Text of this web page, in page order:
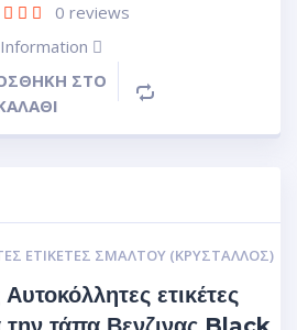
0 reviews
Information
ΣΤΟ
ΕΤΙΚΈΤΕΣ ΣΜΆΛΤΟΥ (ΚΡΥΣΤΑΛΛΟΣ)
ετικέτες